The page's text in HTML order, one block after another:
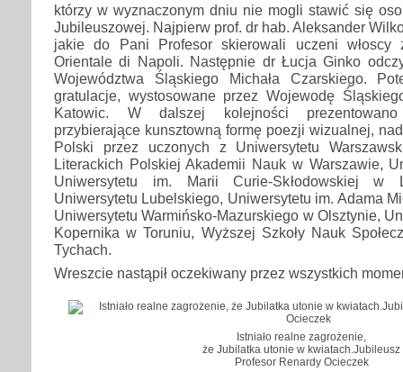
którzy w wyznaczonym dniu nie mogli stawić się
Jubileuszowej. Najpierw prof. dr hab. Aleksander
jakie do Pani Profesor skierowali uczeni włoscy
Orientale di Napoli. Następnie dr Łucja Ginko
Województwa Śląskiego Michała Czarskiego.
gratulacje, wystosowane przez Wojewodę
Katowic. W dalszej kolejności
przybierające kunsztowną formę poezji wizualnej,
Polski przez uczonych z Uniwersytetu
Literackich Polskiej Akademii Nauk w Warszawie,
Uniwersytetu im. Marii Curie-Skłodowskiej w
Uniwersytetu Lubelskiego, Uniwersytetu im. Adama
Uniwersytetu Warmińsko-Mazurskiego w Olsztynie,
Kopernika w Toruniu, Wyższej Szkoły Nauk
Tychach.
Wreszcie nastąpił oczekiwany przez wszystkich
Istniało realne zagrożenie,
że Jubilatka utonie w kwiatach.Jubileusz
Profesor Renardy Ocieczek